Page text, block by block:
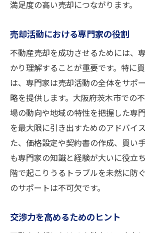
満足度の高い売却につながります。
売却活動における専門家の役割
不動産売却を成功させるためには、
かり理解することが重要です。特に
は、専門家は売却活動の全体をサポ
略を提供します。大阪府茨木市での
場の動向や地域の特性を把握した専
を最大限に引き出すためのアドバイ
た、価格設定や契約書の作成、買い
も専門家の知識と経験が大いに役立
階で起こりうるトラブルを未然に防
のサポートは不可欠です。
交渉力を高めるためのヒント